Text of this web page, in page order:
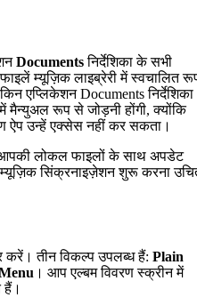
Documentsनिर्देशिका के सभी
म्यूज़िक लाइब्रेरी में स्वचालित
एप्लिकेशन Documents निर्देशिका
मैन्युअल रूप से जोड़नी होंगी, क्योंकि
ऐप उन्हें एक्सेस नहीं कर सकता।
आपकी लोकल फाइलों के साथ अपडेट
सिंक्रनाइज़ेशन शुरू करना
करें। तीन विकल्प उपलब्ध हैं: Plain
। आप एल्बम विवरण स्क्रीन में
हैं।